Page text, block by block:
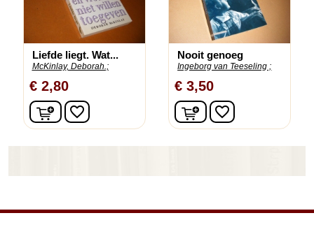
Liefde liegt. Wat...
McKinlay, Deborah.;
€ 2,80
In winkelwagen
favorite_border
Nooit genoeg
Ingeborg van Teeseling ;
€ 3,50
In winkelwagen
favorite_border